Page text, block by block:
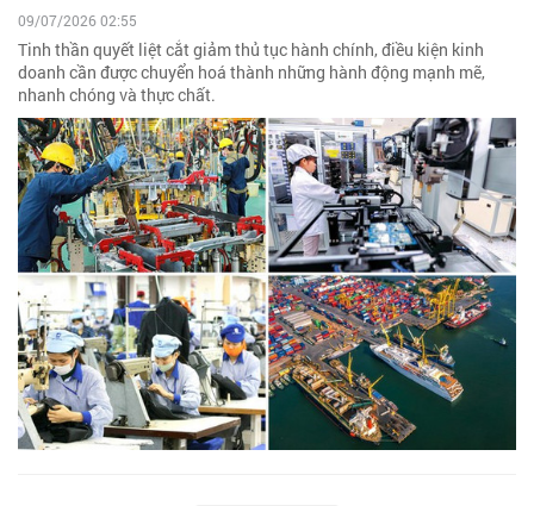
09/07/2026 02:55
Tinh thần quyết liệt cắt giảm thủ tục hành chính, điều kiện kinh
doanh cần được chuyển hoá thành những hành động mạnh mẽ,
nhanh chóng và thực chất.